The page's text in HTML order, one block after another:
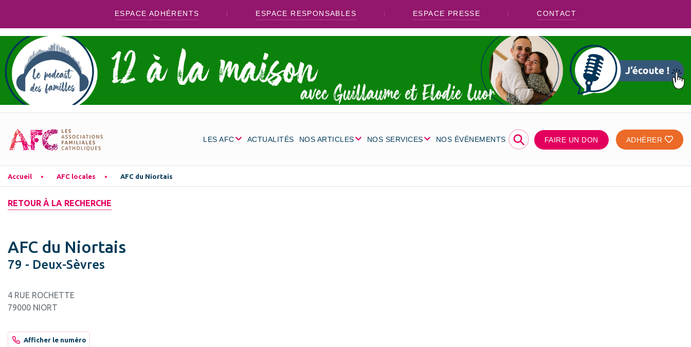
ESPACE ADHÉRENTS ESPACE RESPONSABLES ESPACE PRESSE CONTACT
LES AFC ACTUALITÉS NOS ARTICLES NOS SERVICES NOS ÉVÉNEMENTS ⚲ FAIRE UN DON ADHÉRER
Accueil AFC locales AFC du Niortais
RETOUR À LA RECHERCHE
AFC du Niortais
79 - Deux-Sèvres
4 RUE ROCHETTE
79000 NIORT
Afficher le numéro